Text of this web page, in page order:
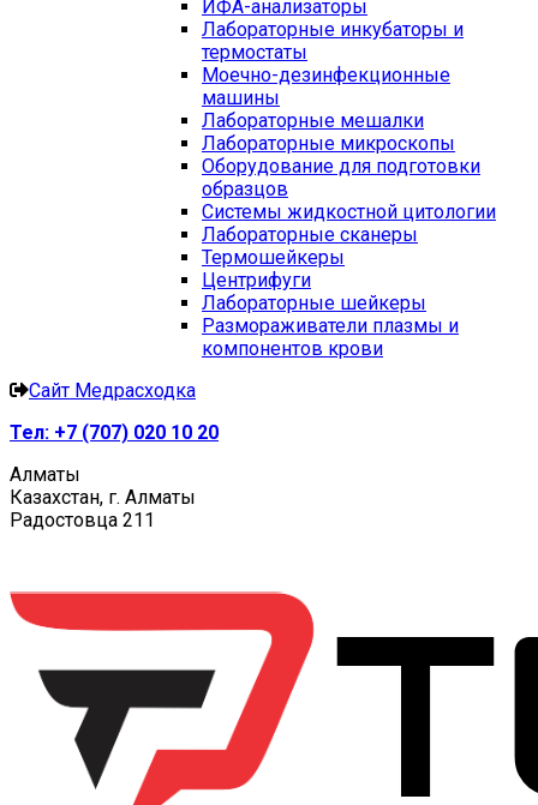
ИФА-анализаторы
Лабораторные инкубаторы и
термостаты
Моечно-дезинфекционные
машины
Лабораторные мешалки
Лабораторные микроскопы
Оборудование для подготовки
образцов
Системы жидкостной цитологии
Лабораторные сканеры
Термошейкеры
Центрифуги
Лабораторные шейкеры
Размораживатели плазмы и
компонентов крови
Сайт Медрасходка
Тел: +7 (707) 020 10 20
Алматы
Казахстан, г. Алматы
Радостовца 211